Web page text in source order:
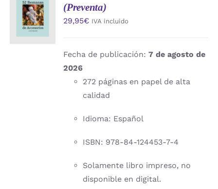
AL
CARRITO
/
DETALLES
(Preventa)
29,95€ IVA incluido
Fecha de publicación:7 de agosto de
2026
272 páginas en papel de alta
calidad
Idioma: Español
ISBN: 978-84-124453-7-4
Solamente libro impreso, no
disponible en digital.